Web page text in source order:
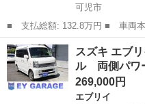
可児市
■ 支払総額: 132.8万円 ■ 車両本体価格： 1,228,000 円 ■ メーカ
ー名： スズキ ■ 車種名： エ
Ｚターボスペシャル ハイルー
テップ ...
岐阜 可児市 エブリイ
スズキ エブ
ル 両側パワ
269,000円
エブリイ